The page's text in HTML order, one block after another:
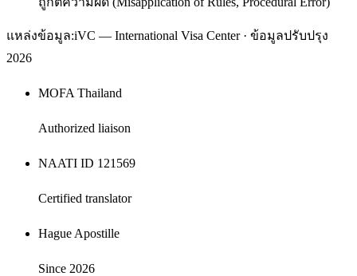
แหล่งข้อมูล:iVC — International Visa Center · ข้อมูลปรับปรุง
2026
MOFA Thailand
Authorized liaison
NAATI ID 121569
Certified translator
Hague Apostille
Since 2026